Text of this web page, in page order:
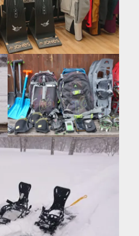
ツ
を
表
示